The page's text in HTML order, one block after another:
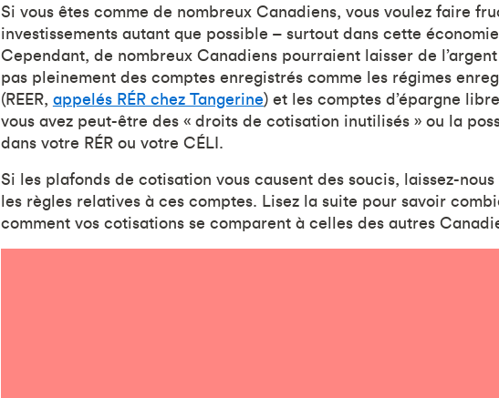
Si vous êtes comme de nombreux Canadiens, vous voulez faire
investissements autant que possible – surtout dans cette
Cependant, de nombreux Canadiens pourraient laisser de
pas pleinement des comptes enregistrés comme les régimes
(REER, appelés RÉR chez Tangerine) et les comptes d’épargne
vous avez peut-être des « droits de cotisation inutilisés » ou la
dans votre RÉR ou votre CÉLI.
Si les plafonds de cotisation vous causent des soucis, laissez-
les règles relatives à ces comptes. Lisez la suite pour savoir
comment vos cotisations se comparent à celles des autres